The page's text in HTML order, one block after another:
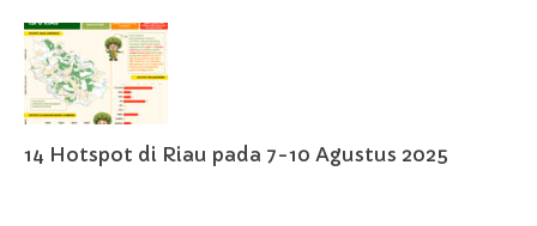
14 Hotspot di Riau pada 7-10 Agustus 2025